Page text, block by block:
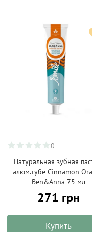
0
Натуральная зубная
алюм.тубе Cinnamon
Ben&Anna 75 мл
271 грн
Купить